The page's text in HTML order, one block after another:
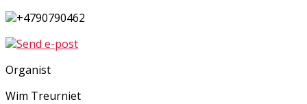
+4790790462
Send e-post
Organist
Wim Treurniet